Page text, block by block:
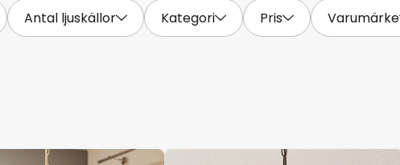
Antal ljuskällor Kategori Pris Varumärke